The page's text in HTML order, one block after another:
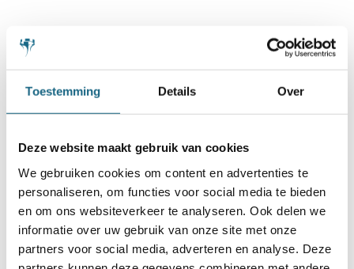
Toestemming Details Over
Deze website maakt gebruik van cookies
We gebruiken cookies om content en advertenties te
personaliseren, om functies voor social media te bieden
en om ons websiteverkeer te analyseren. Ook delen we
informatie over uw gebruik van onze site met onze
partners voor social media, adverteren en analyse. Deze
gemaakt door: